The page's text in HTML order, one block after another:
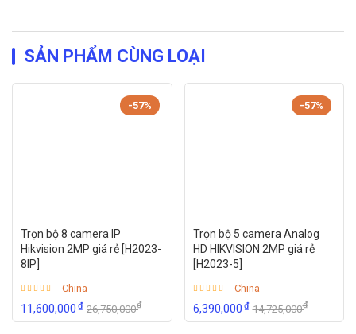
SẢN PHẨM CÙNG LOẠI
-57%
Trọn bộ 8 camera IP
Hikvision 2MP giá rẻ [H2023-
8IP]
- China
11,600,000₫ 26,750,000₫
-57%
Trọn bộ 5 camera Analog
HD HIKVISION 2MP giá rẻ
[H2023-5]
- China
6,390,000₫ 14,725,000₫